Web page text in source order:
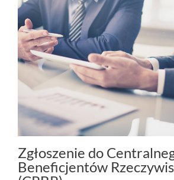
Zgłoszenie do
Beneficjentów